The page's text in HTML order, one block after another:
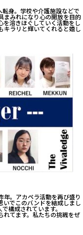
身。学校や介護施設などで
まみれになり心の開放を目的
を溶きほぐしていく活動をし
キラリと輝いてくれると嬉し
年。アカペラ活動を再び盛り
いでこのバンドを結成しまし
構成されています。
てます。私たちの挑戦をぜ